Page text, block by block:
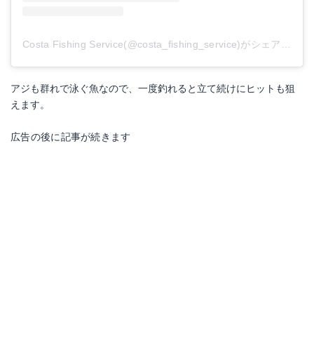
Costa Fishing Service(@costa_fishing_service)がシェアした投稿
アジも群れで泳ぐ魚なので、一度釣れると立て続けにヒットも狙
えます。
広告の後に記事が続きます